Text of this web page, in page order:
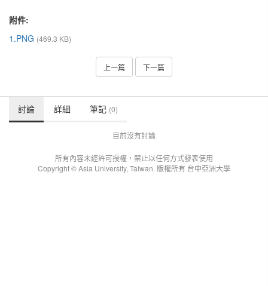
附件:
1.PNG (469.3 KB)
上一篇 下一篇
討論 詳細 筆記 (0)
目前沒有討論
所有內容未經許可授權，禁止以任何方式發表使用
Copyright © Asia University, Taiwan. 版權所有 台中亞洲大學